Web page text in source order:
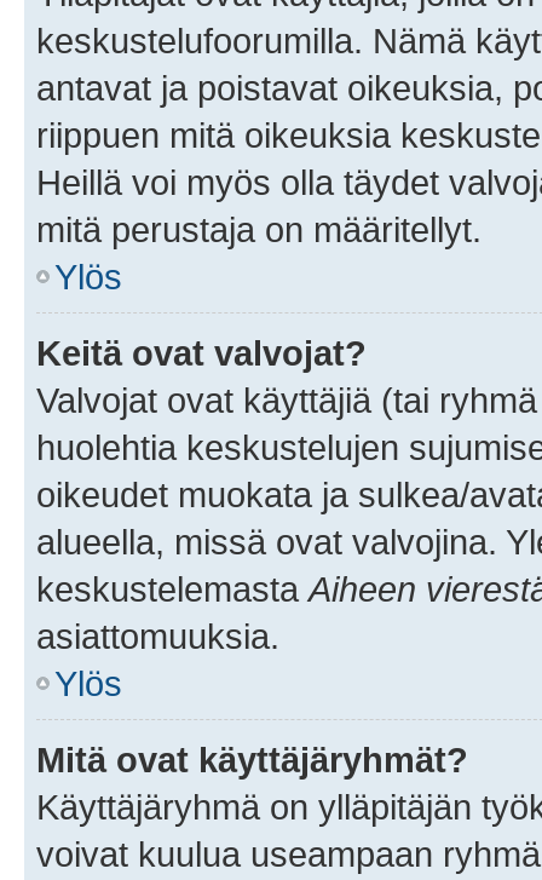
keskustelufoorumilla. Nämä
antavat ja poistavat oikeuksia,
riippuen mitä oikeuksia
Heillä voi myös olla täydet
mitä perustaja on määritellyt.
Ylös
Keitä ovat valvojat?
Valvojat ovat käyttäjiä (tai
huolehtia keskustelujen
oikeudet muokata ja sulkea/
alueella, missä ovat valvojina.
keskustelemasta Aiheen
asiattomuuksia.
Ylös
Mitä ovat käyttäjäryhmät?
Käyttäjäryhmä on ylläpitäjän
voivat kuulua useampaan